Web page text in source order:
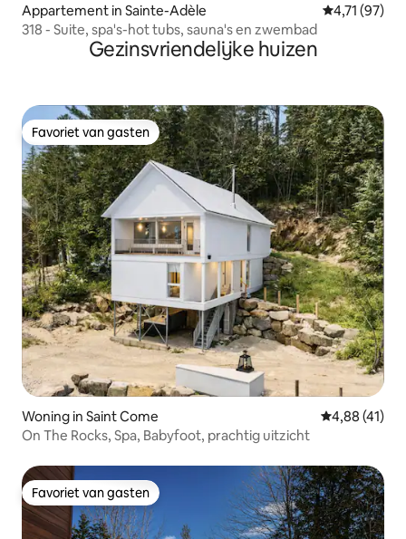
Appartement in Sainte-Adèle Gemiddelde
4,71 (97)
318 - Suite, spa's-hot tubs, sauna's en zwembad
Gezinsvriendelijke huizen
Favoriet van gasten
Favoriet van gasten
Woning in Saint Come Gemiddelde
4,88 (41)
On The Rocks, Spa, Babyfoot, prachtig uitzicht
Favoriet van gasten
Favoriet van gasten